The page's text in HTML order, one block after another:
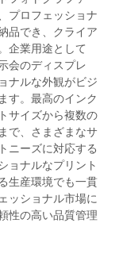
プロフェッショナ
品でき、クライア
企業用途として
会のディスプレ
ナルな外観がビジ
す。最高のインク
サイズから複数の
で、さまざまなサ
ニーズに対応する
ョナルなプリント
生産環境でも一貫
ッショナル市場に
性の高い品質管理